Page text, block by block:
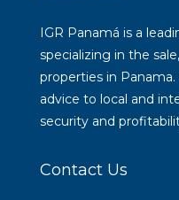
IGR Panamá is a
specializing in the
properties in
advice to local and
security and
Contact Us